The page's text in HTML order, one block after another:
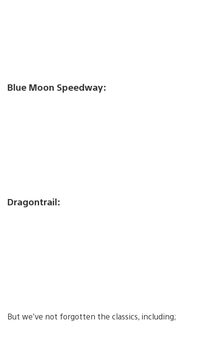
Blue Moon Speedway:
Dragontrail:
But we’ve not forgotten the classics, including;